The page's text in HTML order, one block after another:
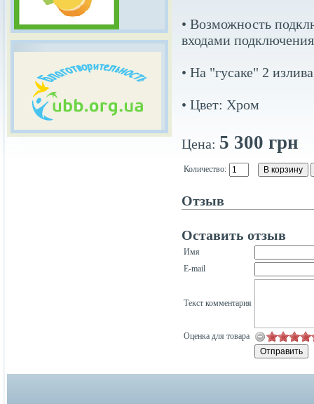
• Возможность
входами
• На "гусаке" 2
• Цвет: Хром
Цена: 5 300 грн
Количество:
Отзыв
Оставить отзыв
Имя
E-mail
Текст комментария
Оценка для товара